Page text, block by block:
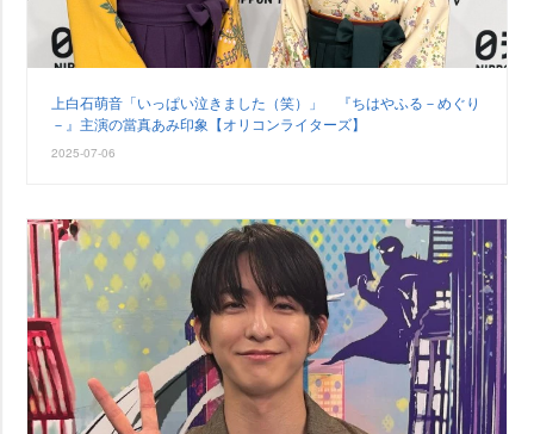
上白石萌音「いっぱい泣きました（笑）」 『ちはやふる－めぐり
－』主演の當真あみ印象【オリコンライターズ】
2025-07-06